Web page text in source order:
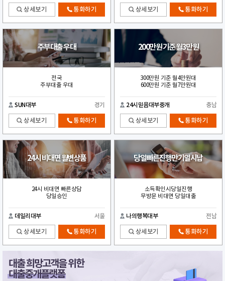
상세보기 통화하기 상세보기 통화하기
주부대출 우대
전국
주부대출 우대
SUN대부 경기
상세보기 통화하기
200만원 기준 월3만원
300만원 기준 월4만원대
600만원 기준 월7만원대
24시믿음대부중개 충남
상세보기 통화하기
24시 비대면 월변상품
24시 비대면 빠른상담
당일승인
데일리대부 서울
상세보기 통화하기
당일빠른진행만기일시납
소득확인시당일진행
무방문 비대면 당일대출
나의행복대부 전남
상세보기 통화하기
대출 희망고객을 위한
대출중개플랫폼